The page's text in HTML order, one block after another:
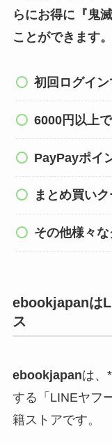
らにお得に『 鬼
ことができます。
初回ログイン
6000円以上
PayPayポイ
まとめ買い
その他様々
ebookjapanは
ス
ebookjapanは、
する「LINEヤフ
籍ストアです。